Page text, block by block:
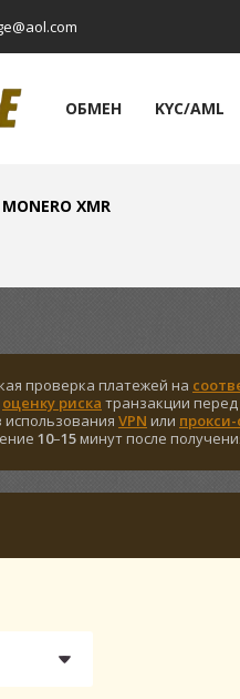
ОБМЕН KYC/AML
XMR
проверка платежей на
оценку риска транзакции
использования VPN или
10–15минут после